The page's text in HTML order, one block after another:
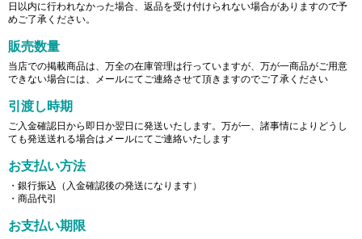
日以内に行われなかった場合、返品を受け付けられない場合がありますので予
めご了承ください。
販売数量
当店での掲載商品は、万全の在庫管理は行っていますが、万が一商品がご用意
できない場合には、メールにてご連絡させて頂きますのでご了承ください
引渡し時期
ご入金確認日から即日か翌日に発送いたします。万が一、諸事情によりどうし
ても発送送れる場合はメールにてご連絡いたします
お支払い方法
・銀行振込（入金確認後の発送になります）
・商品代引
お支払い期限